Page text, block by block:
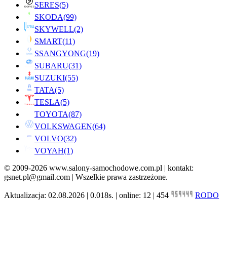
SERES(5)
SKODA(99)
SKYWELL(2)
SMART(11)
SSANGYONG(19)
SUBARU(31)
SUZUKI(55)
TATA(5)
TESLA(5)
TOYOTA(87)
VOLKSWAGEN(64)
VOLVO(32)
VOYAH(1)
© 2009-2026 www.salony-samochodowe.com.pl | kontakt:
gsnet.pl@gmail.com | Wszelkie prawa zastrzeżone.
Aktualizacja: 02.08.2026 | 0.018s. | online: 12 | 454 RODO